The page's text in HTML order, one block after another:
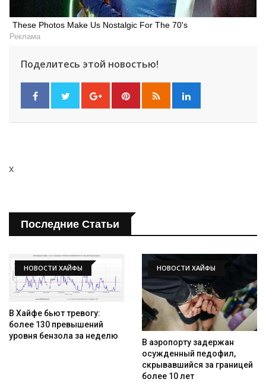
These Photos Make Us Nostalgic For The 70's
Реклама
Поделитесь этой новостью!
x
Последние Статьи
НОВОСТИ ХАЙФЫ
В Хайфе бьют тревогу:
более 130 превышений
уровня бензола за неделю
НОВОСТИ ХАЙФЫ
В аэропорту задержан
осужденный педофил,
скрывавшийся за границей
более 10 лет